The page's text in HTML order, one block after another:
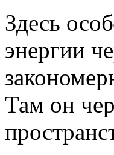
Здесь
энергии
Там он